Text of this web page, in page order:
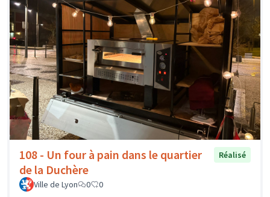
108 - Un four à pain dans le quartier
de la Duchère
Réalisé
Ville de Lyon 0 0